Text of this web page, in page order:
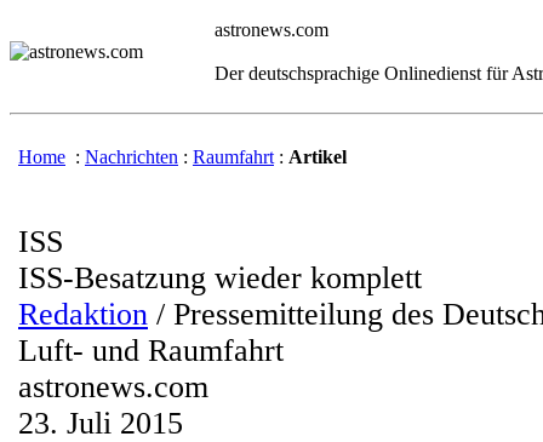
astronews.com
Der deutschsprachige Onlinedienst für
Home : Nachrichten : Raumfahrt : Artikel
ISS
ISS-Besatzung wieder komplett
Redaktion / Pressemitteilung des
Luft- und Raumfahrt
astronews.com
23. Juli 2015